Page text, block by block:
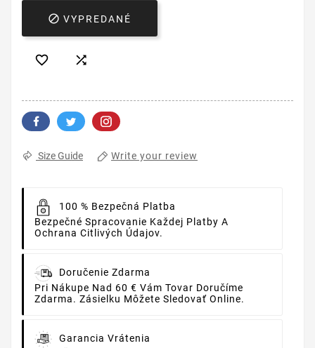
 VYPREDANÉ
 
Size Guide Write your review
100 % Bezpečná Platba
Bezpečné Spracovanie Každej Platby A
Ochrana Citlivých Údajov.
Doručenie Zdarma
Pri Nákupe Nad 60 € Vám Tovar Doručíme
Zdarma. Zásielku Môžete Sledovať Online.
Garancia Vrátenia